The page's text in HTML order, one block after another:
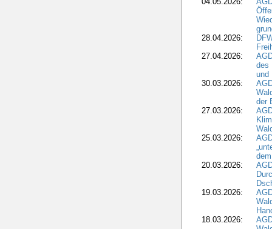
28.04.2026:
27.04.2026:
des
und
30.03.2026:
der
27.03.2026:
25.03.2026:
20.03.2026:
19.03.2026:
18.03.2026: